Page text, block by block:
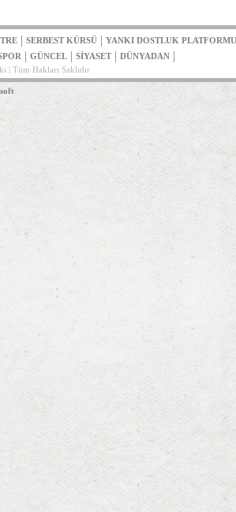
| SERBEST KÜRSÜ | YANKI DOSTLUK PLATFORMU
| GÜNCEL | SİYASET | DÜNYADAN |
| Tüm Hakları Saklıdır